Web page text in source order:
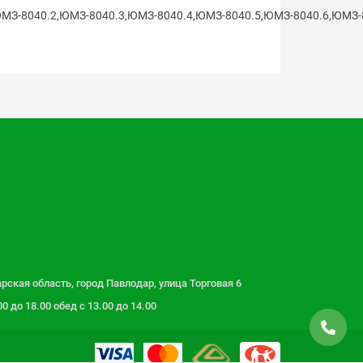
8040.3,ЮМЗ-8040.4,ЮМЗ-8040.5,ЮМЗ-8040.6,ЮМЗ-
область, город Павлодар, улица Торговая 6
до 18.00 обед с 13.00 до 14.00